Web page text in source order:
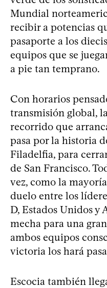
Mundial
recibir a potencias
pasaporte a los
equipos que se
a pie tan temprano.
Con horarios
transmisión global,
recorrido que
pasa por la historia
Filadelfia, para
de San Francisco.
vez, como la
duelo entre los
D, Estados Unidos y
mecha para una
ambos equipos
victoria los hará
Escocia también